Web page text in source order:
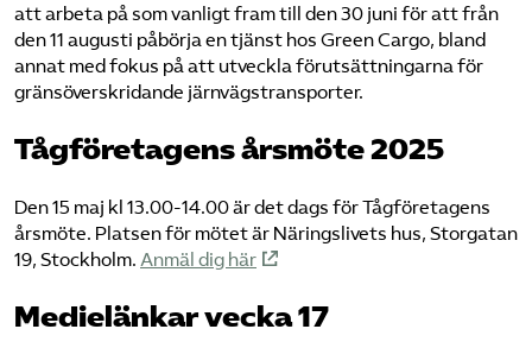
att arbeta på som vanligt fram till den 30 juni för att från
den 11 augusti påbörja en tjänst hos Green Cargo, bland
annat med fokus på att utveckla förutsättningarna för
gränsöverskridande järnvägstransporter.
Tågföretagens årsmöte 2025
Den 15 maj kl 13.00-14.00 är det dags för Tågföretagens
årsmöte. Platsen för mötet är Näringslivets hus, Storgatan
19, Stockholm. Anmäl dig här
Medielänkar vecka 17